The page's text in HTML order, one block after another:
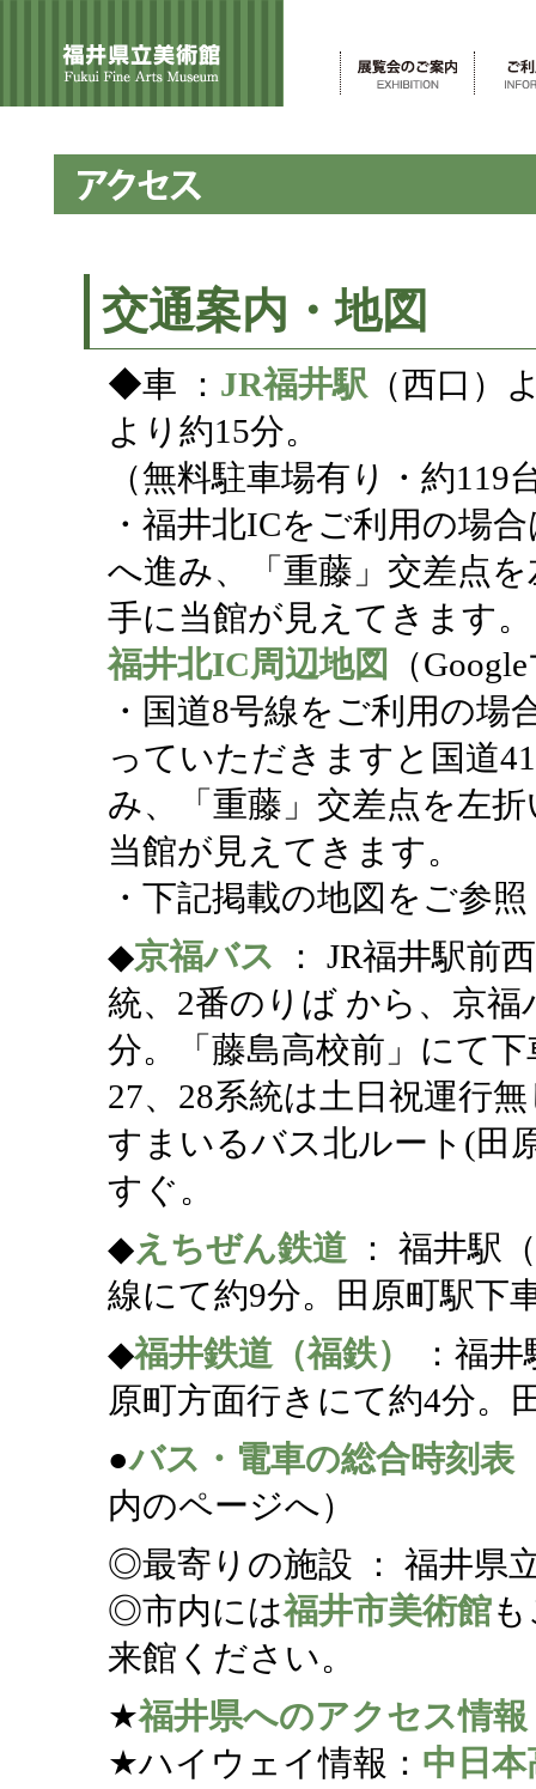
交通案内・地図
◆車 ： JR福井駅 （西口）
より約15分。
（無料駐車場有り・約119
・福井北ICをご利用の場
へ進み、「重藤」交差点
手に当館が見えてきます。
福井北IC周辺地図
（
・国道8号線をご利用の
っていただきますと国道
み、「重藤」交差点を左
当館が見えてきます。
・下記掲載の地図をご参
◆京福バス ： JR福井駅前
統、2番のりば から、京福
分。「藤島高校前」にて
27、28系統は土日祝運行
すまいるバス北ルート(田
すぐ。
◆えちぜん鉄道 ： 福井駅
線にて約9分。田原町駅下
◆福井鉄道（福鉄）
：福
原町方面行きにて約4分。
●バス・電車の総合時刻表
内のページへ）
◎最寄りの施設 ： 福井県
◎市内には福井市美術館
来館ください。
★福井県へのアクセス情報
★ハイウェイ情報： 中日